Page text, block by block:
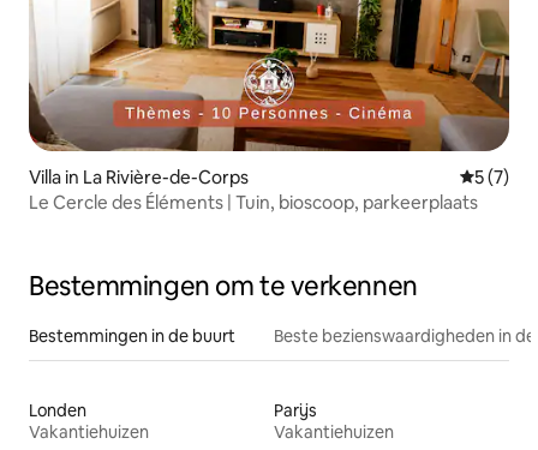
Villa in La Rivière-de-Corps
5 (7)
Le Cercle des Éléments | Tuin, bioscoop, parkeerplaats
Bestemmingen om te verkennen
Bestemmingen in de buurt Beste bezienswaardigheden in
Londen
Vakantiehuizen
Parijs
Vakantiehuizen